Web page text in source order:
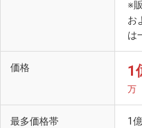
※
お
は
価格 1
万
最多価格帯 1